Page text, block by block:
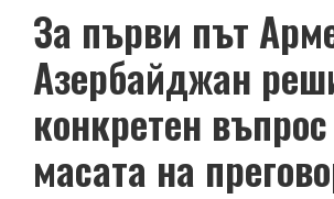
За първи път
Азербайджан
конкретен
масата на